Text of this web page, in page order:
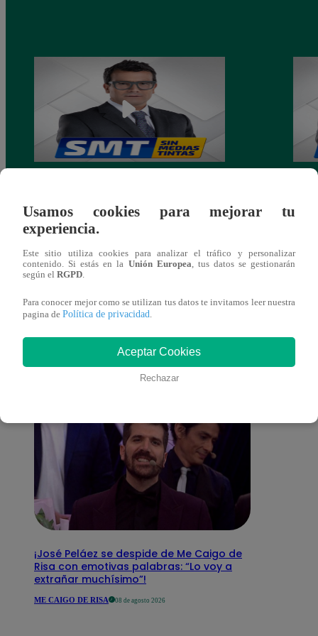
DE JUNIO DEL 2024
DEL
También te puede
interesar
¡José Peláez se despide de Me Caigo de
Risa con emotivas palabras: “Lo voy a
extrañar muchísimo”!
ME CAIGO DE RISA 08 de agosto 2026
Usamos cookies para mejorar tu
experiencia.
Este sitio utiliza cookies para analizar el tráfico y personalizar
contenido. Si estás en la Unión Europea, tus datos se gestionarán
según el RGPD.
Para conocer mejor como se utilizan tus datos te invitamos leer nuestra
pagina de Política de privacidad.
Aceptar Cookies
Rechazar